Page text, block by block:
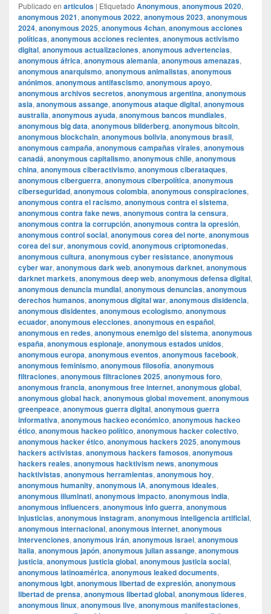
Publicado en articulos | Etiquetado Anonymous, anonymous 2020,
anonymous 2021, anonymous 2022, anonymous 2023, anonymous
2024, anonymous 2025, anonymous 4chan, anonymous acciones
políticas, anonymous acciones recientes, anonymous activismo
digital, anonymous actualizaciones, anonymous advertencias,
anonymous áfrica, anonymous alemania, anonymous amenazas,
anonymous anarquismo, anonymous animalistas, anonymous
anónimos, anonymous antifascismo, anonymous apoyo,
anonymous archivos secretos, anonymous argentina, anonymous
asia, anonymous assange, anonymous ataque digital, anonymous
australia, anonymous ayuda, anonymous bancos mundiales,
anonymous big data, anonymous bilderberg, anonymous bitcoin,
anonymous blockchain, anonymous bolivia, anonymous brasil,
anonymous campaña, anonymous campañas virales, anonymous
canadá, anonymous capitalismo, anonymous chile, anonymous
china, anonymous ciberactivismo, anonymous ciberataques,
anonymous ciberguerra, anonymous ciberpolítica, anonymous
ciberseguridad, anonymous colombia, anonymous conspiraciones,
anonymous contra el racismo, anonymous contra el sistema,
anonymous contra fake news, anonymous contra la censura,
anonymous contra la corrupción, anonymous contra la opresión,
anonymous control social, anonymous corea del norte, anonymous
corea del sur, anonymous covid, anonymous criptomonedas,
anonymous cultura, anonymous cyber resistance, anonymous
cyber war, anonymous dark web, anonymous darknet, anonymous
darknet markets, anonymous deep web, anonymous defensa digital,
anonymous denuncia mundial, anonymous denuncias, anonymous
derechos humanos, anonymous digital war, anonymous disidencia,
anonymous disidentes, anonymous ecologismo, anonymous
ecuador, anonymous elecciones, anonymous en español,
anonymous en redes, anonymous enemigo del sistema, anonymous
españa, anonymous espionaje, anonymous estados unidos,
anonymous europa, anonymous eventos, anonymous facebook,
anonymous feminismo, anonymous filosofía, anonymous
filtraciones, anonymous filtraciones 2025, anonymous foro,
anonymous francia, anonymous free internet, anonymous global,
anonymous global hack, anonymous global movement, anonymous
greenpeace, anonymous guerra digital, anonymous guerra
informativa, anonymous hackeo económico, anonymous hackeo
ético, anonymous hackeo político, anonymous hacker colectivo,
anonymous hacker ético, anonymous hackers 2025, anonymous
hackers activistas, anonymous hackers famosos, anonymous
hackers reales, anonymous hacktivism news, anonymous
hacktivistas, anonymous herramientas, anonymous hoy,
anonymous humanity, anonymous IA, anonymous ideales,
anonymous illuminati, anonymous impacto, anonymous india,
anonymous influencers, anonymous info guerra, anonymous
injusticias, anonymous instagram, anonymous inteligencia artificial,
anonymous internacional, anonymous internet, anonymous
intervenciones, anonymous irán, anonymous israel, anonymous
italia, anonymous japón, anonymous julian assange, anonymous
justicia, anonymous justicia global, anonymous justicia social,
anonymous latinoamérica, anonymous leaked documents,
anonymous lgbt, anonymous libertad de expresión, anonymous
libertad de prensa, anonymous libertad global, anonymous líderes,
anonymous linux, anonymous live, anonymous manifestaciones,